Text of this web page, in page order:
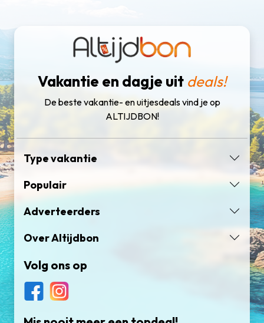
Vakantie en dagje uit deals!
De beste vakantie- en uitjesdeals vind je op
ALTIJDBON!
Type vakantie
Populair
Adverteerders
Over Altijdbon
Volg ons op